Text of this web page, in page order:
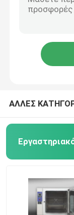
ΑΛΛΕΣ